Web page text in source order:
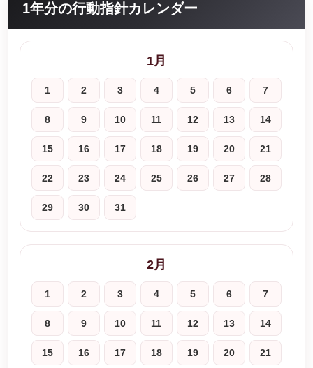
1年分の行動指針カレンダー
1月
1 2 3 4 5 6 7
8 9 10 11 12 13 14
15 16 17 18 19 20 21
22 23 24 25 26 27 28
29 30 31
2月
1 2 3 4 5 6 7
8 9 10 11 12 13 14
15 16 17 18 19 20 21